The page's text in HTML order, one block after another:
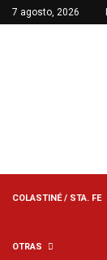
7 agosto, 2026
COLASTINÉ / STA. FE
OTRAS